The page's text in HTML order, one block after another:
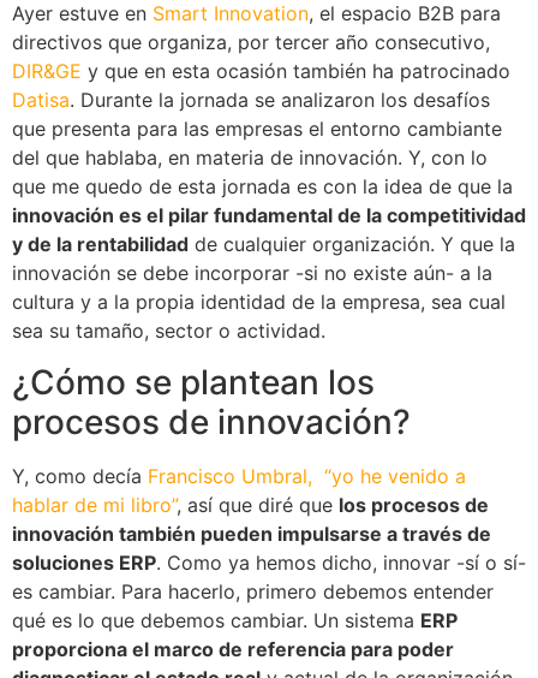
Ayer estuve en Smart Innovation, el espacio B2B para
directivos que organiza, por tercer año consecutivo,
DIR&GE y que en esta ocasión también ha patrocinado
Datisa. Durante la jornada se analizaron los desafíos
que presenta para las empresas el entorno cambiante
del que hablaba, en materia de innovación. Y, con lo
que me quedo de esta jornada es con la idea de que la
innovación es el pilar fundamental de la competitividad
y de la rentabilidad de cualquier organización. Y que la
innovación se debe incorporar -si no existe aún- a la
cultura y a la propia identidad de la empresa, sea cual
sea su tamaño, sector o actividad.
¿Cómo se plantean los
procesos de innovación?
Y, como decía Francisco Umbral, “yo he venido a
hablar de mi libro”, así que diré que los procesos de
innovación también pueden impulsarse a través de
soluciones ERP. Como ya hemos dicho, innovar -sí o sí-
es cambiar. Para hacerlo, primero debemos entender
qué es lo que debemos cambiar. Un sistema ERP
proporciona el marco de referencia para poder